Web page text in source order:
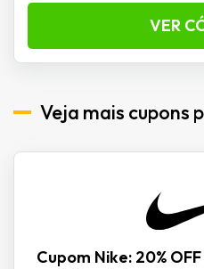
VER
Veja mais cupons
Cupom Nike: 20%